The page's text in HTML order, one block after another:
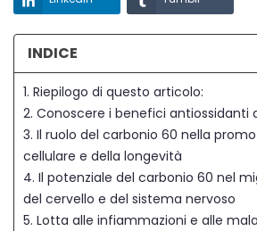
INDICE
1. Riepilogo di questo articolo:
2. Conoscere i benefici antiossidanti
3. Il ruolo del carbonio 60 nella
cellulare e della longevità
4. Il potenziale del carbonio 60 nel
del cervello e del sistema nervoso
5. Lotta alle infiammazioni e alle